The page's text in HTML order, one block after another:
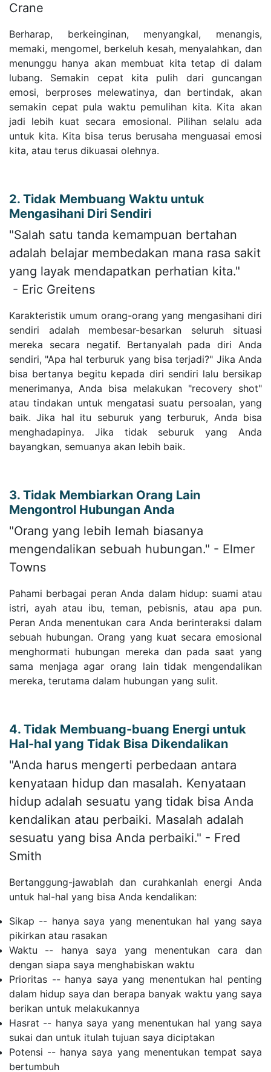
Crane
Berharap, berkeinginan, menyangkal, menangis,
memaki, mengomel, berkeluh kesah, menyalahkan, dan
menunggu hanya akan membuat kita tetap di dalam
lubang. Semakin cepat kita pulih dari guncangan
emosi, berproses melewatinya, dan bertindak, akan
semakin cepat pula waktu pemulihan kita. Kita akan
jadi lebih kuat secara emosional. Pilihan selalu ada
untuk kita. Kita bisa terus berusaha menguasai emosi
kita, atau terus dikuasai olehnya.
2. Tidak Membuang Waktu untuk
Mengasihani Diri Sendiri
"Salah satu tanda kemampuan bertahan
adalah belajar membedakan mana rasa sakit
yang layak mendapatkan perhatian kita."
- Eric Greitens
Karakteristik umum orang-orang yang mengasihani diri
sendiri adalah membesar-besarkan seluruh situasi
mereka secara negatif. Bertanyalah pada diri Anda
sendiri, "Apa hal terburuk yang bisa terjadi?" Jika Anda
bisa bertanya begitu kepada diri sendiri lalu bersikap
menerimanya, Anda bisa melakukan "recovery shot"
atau tindakan untuk mengatasi suatu persoalan, yang
baik. Jika hal itu seburuk yang terburuk, Anda bisa
menghadapinya. Jika tidak seburuk yang Anda
bayangkan, semuanya akan lebih baik.
3. Tidak Membiarkan Orang Lain
Mengontrol Hubungan Anda
"Orang yang lebih lemah biasanya
mengendalikan sebuah hubungan." - Elmer
Towns
Pahami berbagai peran Anda dalam hidup: suami atau
istri, ayah atau ibu, teman, pebisnis, atau apa pun.
Peran Anda menentukan cara Anda berinteraksi dalam
sebuah hubungan. Orang yang kuat secara emosional
menghormati hubungan mereka dan pada saat yang
sama menjaga agar orang lain tidak mengendalikan
mereka, terutama dalam hubungan yang sulit.
4. Tidak Membuang-buang Energi untuk
Hal-hal yang Tidak Bisa Dikendalikan
"Anda harus mengerti perbedaan antara
kenyataan hidup dan masalah. Kenyataan
hidup adalah sesuatu yang tidak bisa Anda
kendalikan atau perbaiki. Masalah adalah
sesuatu yang bisa Anda perbaiki." - Fred
Smith
Bertanggung-jawablah dan curahkanlah energi Anda
untuk hal-hal yang bisa Anda kendalikan:
Sikap -- hanya saya yang menentukan hal yang saya
pikirkan atau rasakan
Waktu -- hanya saya yang menentukan cara dan
dengan siapa saya menghabiskan waktu
Prioritas -- hanya saya yang menentukan hal penting
dalam hidup saya dan berapa banyak waktu yang saya
berikan untuk melakukannya
Hasrat -- hanya saya yang menentukan hal yang saya
sukai dan untuk itulah tujuan saya diciptakan
Potensi -- hanya saya yang menentukan tempat saya
bertumbuh